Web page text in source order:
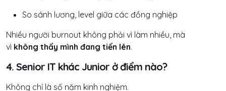
So sánh lương, level giữa các đồng nghiệp
Nhiều người burnout không phải vì làm nhiều, mà
vì không thấy mình đang tiến lên.
4. Senior IT khác Junior ở điểm nào?
Không chỉ là số năm kinh nghiệm.